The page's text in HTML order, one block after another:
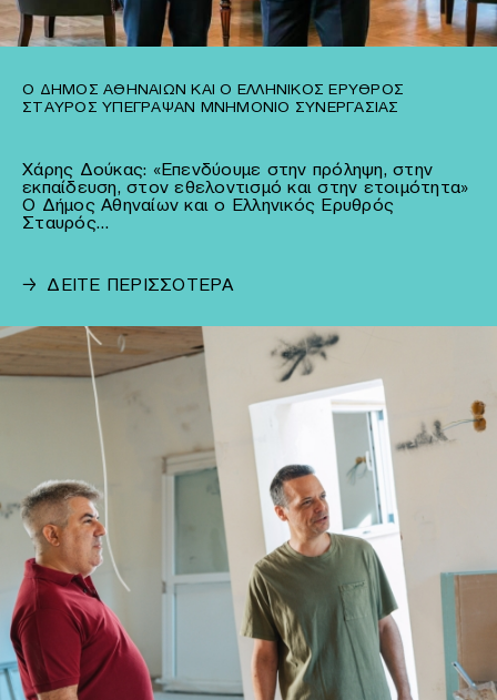
Ο ΔΉΜΟΣ ΑΘΗΝΑΊΩΝ ΚΑΙ Ο ΕΛΛΗΝΙΚΌΣ ΕΡΥΘΡΌΣ
ΣΤΑΥΡΌΣ ΥΠΈΓΡΑΨΑΝ ΜΝΗΜΌΝΙΟ ΣΥΝΕΡΓΑΣΊΑΣ
Χάρης Δούκας: «Επενδύουμε στην πρόληψη, στην
εκπαίδευση, στον εθελοντισμό και στην ετοιμότητα»
Ο Δήμος Αθηναίων και ο Ελληνικός Ερυθρός
Σταυρός…
→ ΔΕΙΤΕ ΠΕΡΙΣΣΟΤΕΡΑ